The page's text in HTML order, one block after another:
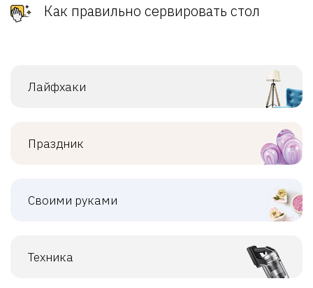
Как правильно сервировать стол
Лайфхаки
Праздник
Своими руками
Техника